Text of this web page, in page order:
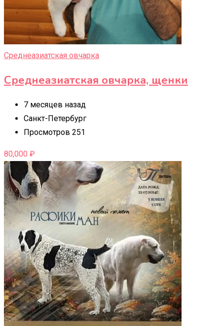
Среднеазиатская овчарка
Среднеазиатская овчарка, щенки
7 месяцев назад
Санкт-Петербург
Просмотров 251
80,000 ₽